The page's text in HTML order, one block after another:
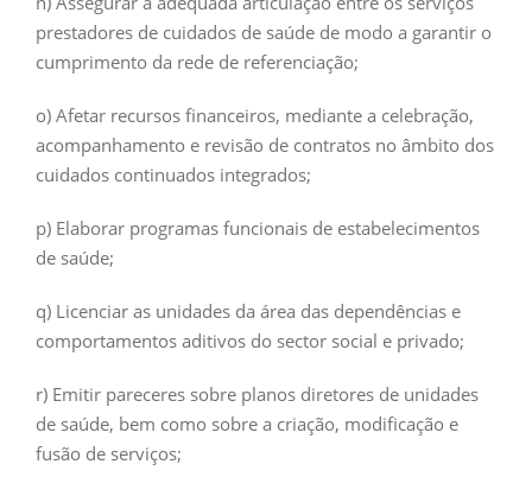
prestadores de cuidados de saúde de modo a garantir o
cumprimento da rede de referenciação;
o) Afetar recursos financeiros, mediante a celebração,
acompanhamento e revisão de contratos no âmbito dos
cuidados continuados integrados;
p) Elaborar programas funcionais de estabelecimentos
de saúde;
q) Licenciar as unidades da área das dependências e
comportamentos aditivos do sector social e privado;
r) Emitir pareceres sobre planos diretores de unidades
de saúde, bem como sobre a criação, modificação e
fusão de serviços;